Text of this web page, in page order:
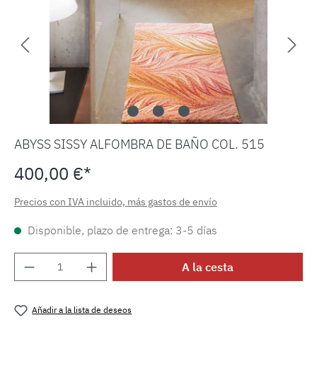
ABYSS SISSY ALFOMBRA DE BAÑO COL. 515
400,00 €*
Precios con IVA incluido, más gastos de envío
Disponible, plazo de entrega: 3-5 días
Cantidad del producto: introduce la
A la cesta
Añadir a la lista de deseos